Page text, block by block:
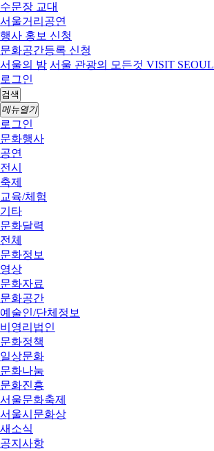
수문장 교대
서울거리공연
행사 홍보 신청
문화공간등록 신청
서울의 밤 서울 관광의 모든것 VISIT SEOUL
로그인
검색
메뉴열기
로그인
문화행사
공연
전시
축제
교육/체험
기타
문화달력
전체
문화정보
영상
문화자료
문화공간
예술인/단체정보
비영리법인
문화정책
일상문화
문화나눔
문화진흥
서울문화축제
서울시문화상
새소식
공지사항